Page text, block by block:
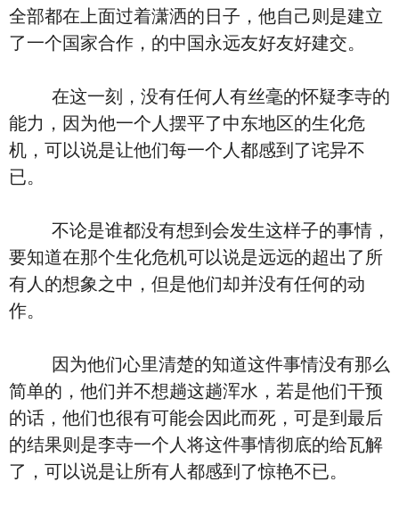
全部都在上面过着潇洒的日子，他自己则是建立
了一个国家合作，的中国永远友好友好建交。
在这一刻，没有任何人有丝毫的怀疑李寺的
能力，因为他一个人摆平了中东地区的生化危
机，可以说是让他们每一个人都感到了诧异不
已。
不论是谁都没有想到会发生这样子的事情，
要知道在那个生化危机可以说是远远的超出了所
有人的想象之中，但是他们却并没有任何的动
作。
因为他们心里清楚的知道这件事情没有那么
简单的，他们并不想趟这趟浑水，若是他们干预
的话，他们也很有可能会因此而死，可是到最后
的结果则是李寺一个人将这件事情彻底的给瓦解
了，可以说是让所有人都感到了惊艳不已。